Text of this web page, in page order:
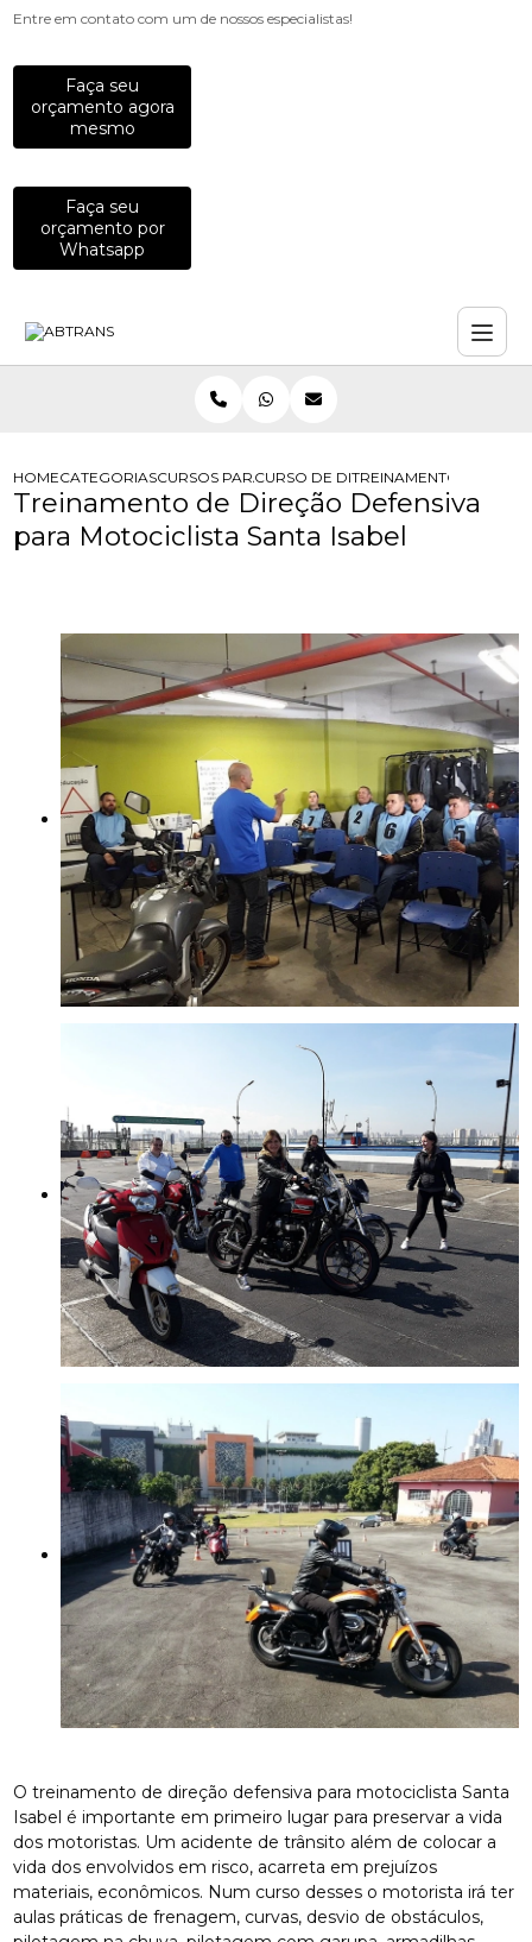
Entre em contato com um de nossos especialistas!
Faça seu
orçamento agora
mesmo
Faça seu
orçamento por
Whatsapp
HOMECATEGORIASCURSOS PARA MOTOCICLISTAS
CURSO DE DIRECAO PREVENTIVA
TREINAMENTO DE
Treinamento de Direção Defensiva
para Motociclista Santa Isabel
O treinamento de direção defensiva para motociclista Santa
Isabel é importante em primeiro lugar para preservar a vida
dos motoristas. Um acidente de trânsito além de colocar a
vida dos envolvidos em risco, acarreta em prejuízos
materiais, econômicos. Num curso desses o motorista irá ter
aulas práticas de frenagem, curvas, desvio de obstáculos,